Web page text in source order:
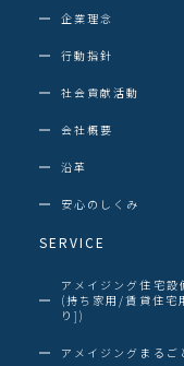
企業理念
行動指針
社会貢献活動
会社概要
沿革
安心のしくみ
SERVICE
アメイジング住宅設
(持ち家用/賃貸住宅
り])
アメイジングまるご